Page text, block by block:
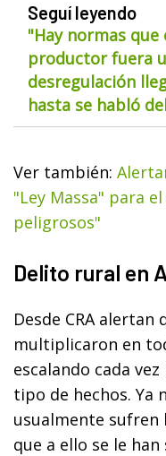
Seguí leyendo
"Hay normas
productor fuera
desregulación
hasta se habló
Ver también:
"Ley Massa" para
peligrosos"
Delito rural en
Desde CRA
multiplicaron en
escalando cada
tipo de hechos. Ya
usualmente
que a ello se le